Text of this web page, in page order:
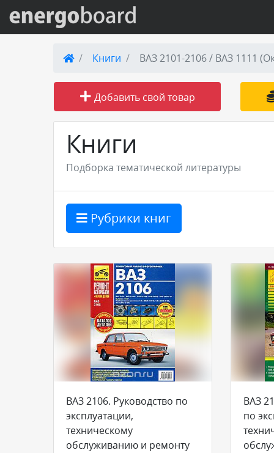
Вход на сайт
Поиск по сайту
Публикации
Справка
Товары и услуги
Добавить товар или услугу
Книги ВАЗ 2101-2106 / ВАЗ 1111
Добавить свой товар
Книги
Подборка тематической литературы
Рубрики книг
ВАЗ 2106. Руководство по
эксплуатации,
техническому
обслуживанию и ремонту
ВАЗ
по